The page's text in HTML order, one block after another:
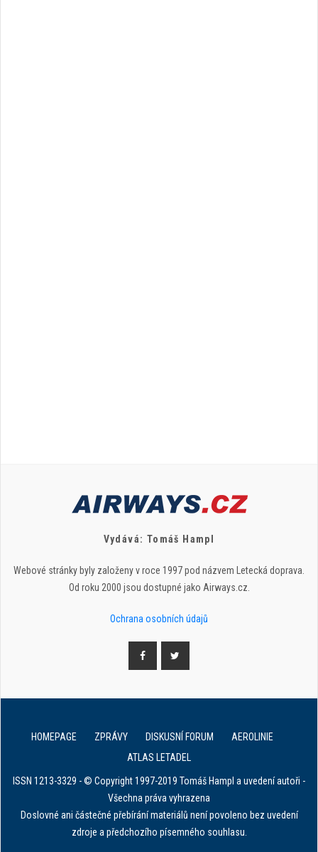
Vydává: Tomáš Hampl
Webové stránky byly založeny v roce 1997 pod názvem Letecká doprava.
Od roku 2000 jsou dostupné jako Airways.cz.
Ochrana osobních údajů
HOMEPAGE ZPRÁVY DISKUSNÍ FORUM
AEROLINIE
ATLAS LETADEL
ISSN 1213-3329 - © Copyright 1997-2019 Tomáš Hampl a uvedení autoři -
Všechna práva vyhrazena
Doslovné ani částečné přebírání materiálů není povoleno bez uvedení
zdroje a předchozího písemného souhlasu.